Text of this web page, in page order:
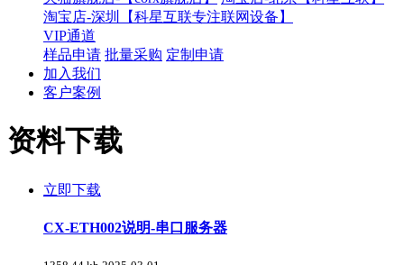
淘宝店-深圳【科星互联专注联网设备】
VIP通道
样品申请 批量采购 定制申请
加入我们
客户案例
资料下载
立即下载
CX-ETH002说明-串口服务器